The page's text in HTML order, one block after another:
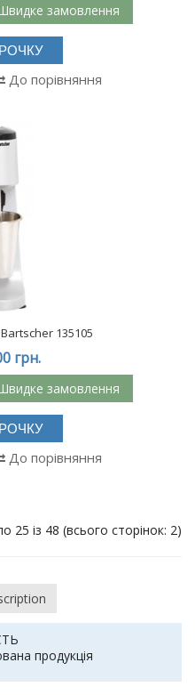
замовлення
До порівняння
135105
грн.
замовлення
До порівняння
25 із 48 (всього сторінок: 2)
продукція